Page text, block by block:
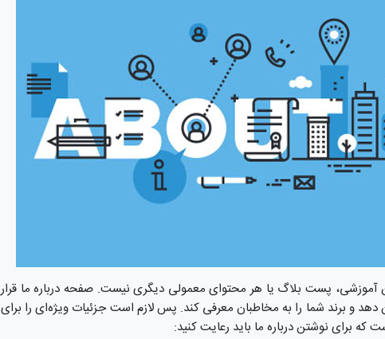
پست بلاگ یا هر محتوای معمولی دیگری نیست. صفحه درباره ما قرار
و برند شما را به مخاطبان معرفی کند. پس لازم است جزئیات ویژه‌ای را برای
که برای نوشتن درباره ما باید رعایت کنید: